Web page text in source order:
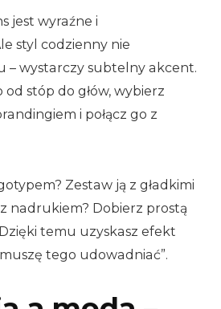
jest wyraźne i
styl codzienny nie
– wystarczy subtelny akcent.
od stóp do głów, wybierz
i połącz go z
Zestaw ją z gładkimi
nadrukiem? Dobierz prostą
temu uzyskasz efekt
tego udowadniać”.